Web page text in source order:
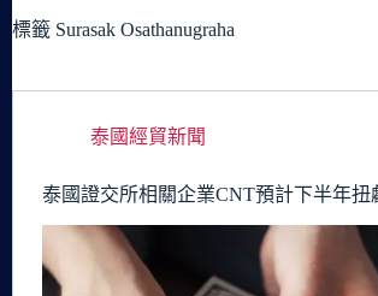
容
標籤 Surasak Osathanugraha
泰國經貿新聞
泰國證交所相關企業CNT預計下半年扭